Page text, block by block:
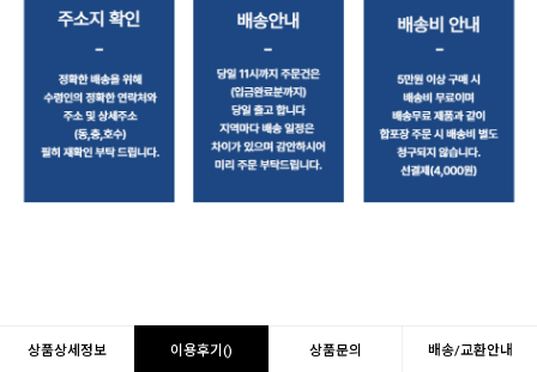
상품상세정보 이용후기() 상품문의 배송/교환안내